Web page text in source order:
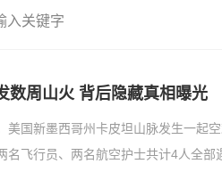
数周山火 背后隐藏真相曝光
国新墨西哥州卡皮坦山脉发生一起
名飞行员、两名航空护士共计4人全部